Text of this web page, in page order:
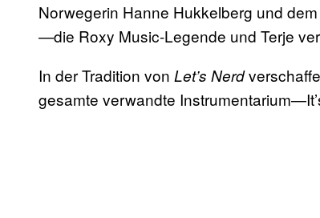
Norwegerin Hanne Hukkelberg und
—die Roxy Music-Legende und Terje
In der Tradition von Let’s Nerd
gesamte verwandte